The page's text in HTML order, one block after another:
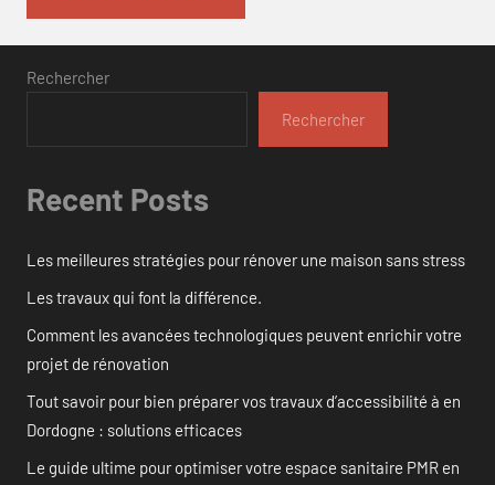
Rechercher
Rechercher
Recent Posts
Les meilleures stratégies pour rénover une maison sans stress
Les travaux qui font la différence.
Comment les avancées technologiques peuvent enrichir votre
projet de rénovation
Tout savoir pour bien préparer vos travaux d’accessibilité à en
Dordogne : solutions efficaces
Le guide ultime pour optimiser votre espace sanitaire PMR en